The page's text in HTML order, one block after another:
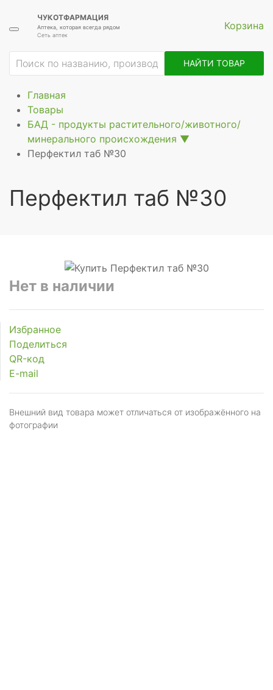
ЧУКОТФАРМАЦИЯ
Аптека, которая всегда рядом
Сеть аптек
Корзина
НАЙТИ ТОВАР
Главная
Товары
БАД - продукты растительного/животного/
минерального происхождения ▼
Перфектил таб №30
Перфектил таб №30
Нет в наличии
Избранное
Поделиться
QR-код
E-mail
Внешний вид товара может отличаться от изображённого на
фотографии